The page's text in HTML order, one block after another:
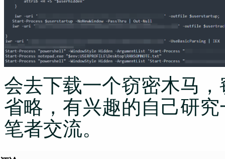
会去下载一个窃密木马
省略，有兴趣的自己研
笔者交流。